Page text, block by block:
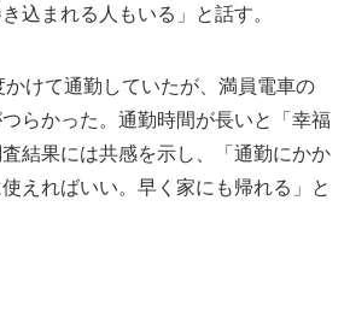
込まれる人もいる」と話す。
けて通勤していたが、満員電車の
らかった。通勤時間が長いと「幸福
結果には共感を示し、「通勤にかか
えればいい。早く家にも帰れる」と